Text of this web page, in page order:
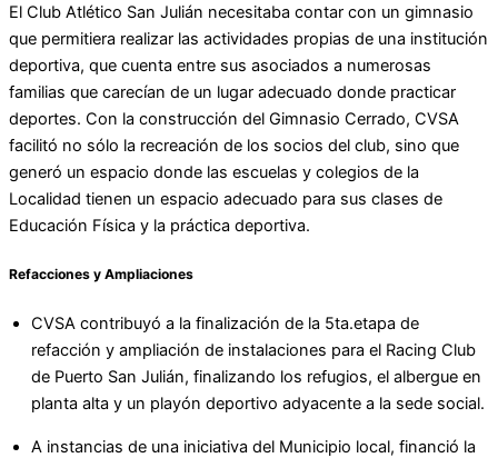
El Club Atlético San Julián necesitaba contar con un gimnasio
que permitiera realizar las actividades propias de una institución
deportiva, que cuenta entre sus asociados a numerosas
familias que carecían de un lugar adecuado donde practicar
deportes. Con la construcción del Gimnasio Cerrado, CVSA
facilitó no sólo la recreación de los socios del club, sino que
generó un espacio donde las escuelas y colegios de la
Localidad tienen un espacio adecuado para sus clases de
Educación Física y la práctica deportiva.
Refacciones y Ampliaciones
CVSA contribuyó a la finalización de la 5ta.etapa de
refacción y ampliación de instalaciones para el Racing Club
de Puerto San Julián, finalizando los refugios, el albergue en
planta alta y un playón deportivo adyacente a la sede social.
A instancias de una iniciativa del Municipio local, financió la